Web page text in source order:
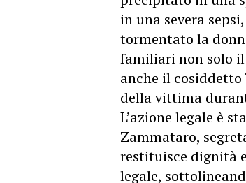
in una severa
tormentato la
familiari non solo
anche il cosiddetto
della vittima
L’azione legale è
Zammataro,
restituisce dignità
legale,